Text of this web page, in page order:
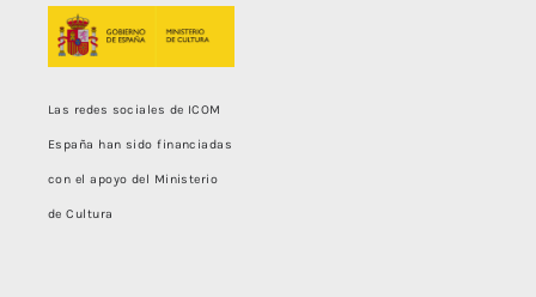
Las redes sociales de ICOM
España han sido financiadas
con el apoyo del Ministerio
de Cultura